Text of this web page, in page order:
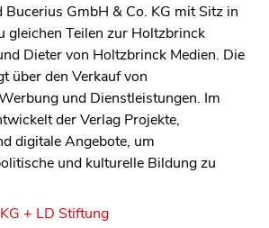
Bucerius GmbH & Co. KG mit Sitz in
gleichen Teilen zur Holtzbrinck
Dieter von Holtzbrinck Medien. Die
über den Verkauf von
und Dienstleistungen. Im
der Verlag Projekte,
digitale Angebote, um
und kulturelle Bildung zu
+ LD Stiftung